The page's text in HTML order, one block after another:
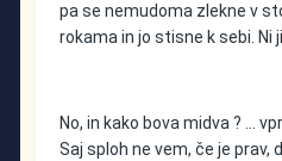
pa se nemudoma zlekne v
rokama in jo stisne k sebi. Ni
No, in kako bova midva ? …
Saj sploh ne vem, če je